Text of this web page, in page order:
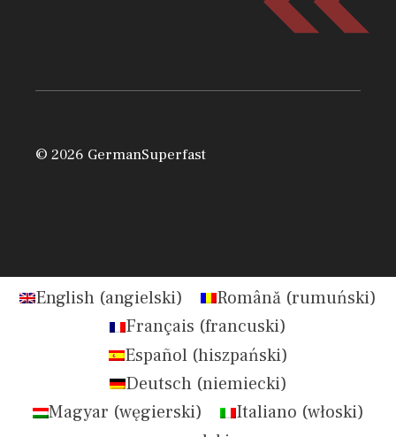
© 2026 GermanSuperfast
English (angielski) Română (rumuński)
Français (francuski)
Español(hiszpański)
Deutsch(niemiecki)
Magyar (węgierski) Italiano (włoski)